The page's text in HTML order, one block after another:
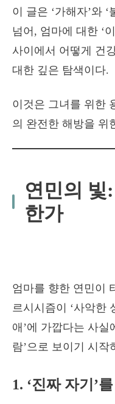
이 글은 ‘가해자’와
넘어, 엄마에 대한 ‘
사이에서 어떻게 건
대한 깊은 탐색이다.
이것은 그녀를 위한
의 완전한 해방을 위
연민의 빛
한가
엄마를 향한 연민이
르시시즘이 ‘사악한
애’에 가깝다는 사실
람’으로 보이기 시
1. ‘진짜 자기’